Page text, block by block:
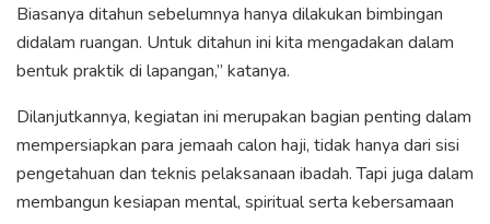
Biasanya ditahun sebelumnya hanya dilakukan bimbingan
didalam ruangan. Untuk ditahun ini kita mengadakan dalam
bentuk praktik di lapangan,” katanya.
Dilanjutkannya, kegiatan ini merupakan bagian penting dalam
mempersiapkan para jemaah calon haji, tidak hanya dari sisi
pengetahuan dan teknis pelaksanaan ibadah. Tapi juga dalam
membangun kesiapan mental, spiritual serta kebersamaan